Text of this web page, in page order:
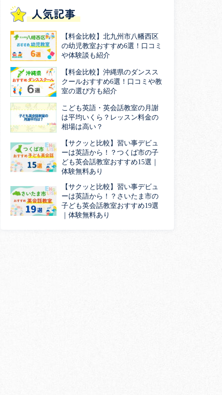
人気記事
【料金比較】北九州市八幡西区
の幼児教室おすすめ6選！口コミ
や体験談も紹介
【料金比較】沖縄県のダンスス
クールおすすめ6選！口コミや教
室の選び方も紹介
こども英語・英会話教室の月謝
は平均いくら？レッスン料金の
相場は高い？
【サクッと比較】習い事デビュ
ーは英語から！？つくば市の子
ども英会話教室おすすめ15選｜
体験無料あり
【サクッと比較】習い事デビュ
ーは英語から！？さいたま市の
子ども英会話教室おすすめ19選
｜体験無料あり